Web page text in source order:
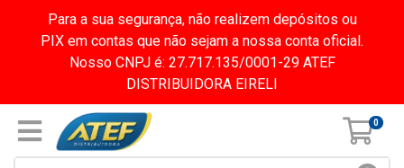
Para a sua segurança, não realizem depósitos ou
PIX em contas que não sejam a nossa conta oficial.
Nosso CNPJ é: 27.717.135/0001-29 ATEF
DISTRIBUIDORA EIRELI
0